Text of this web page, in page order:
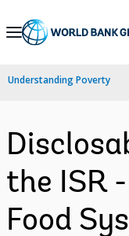
Skip
Navigation
Understanding Poverty
the ISR
Food